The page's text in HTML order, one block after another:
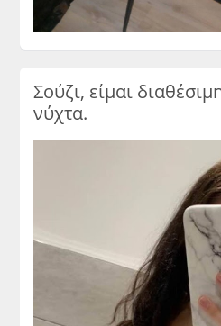
Σούζι, είμαι
νύχτα.